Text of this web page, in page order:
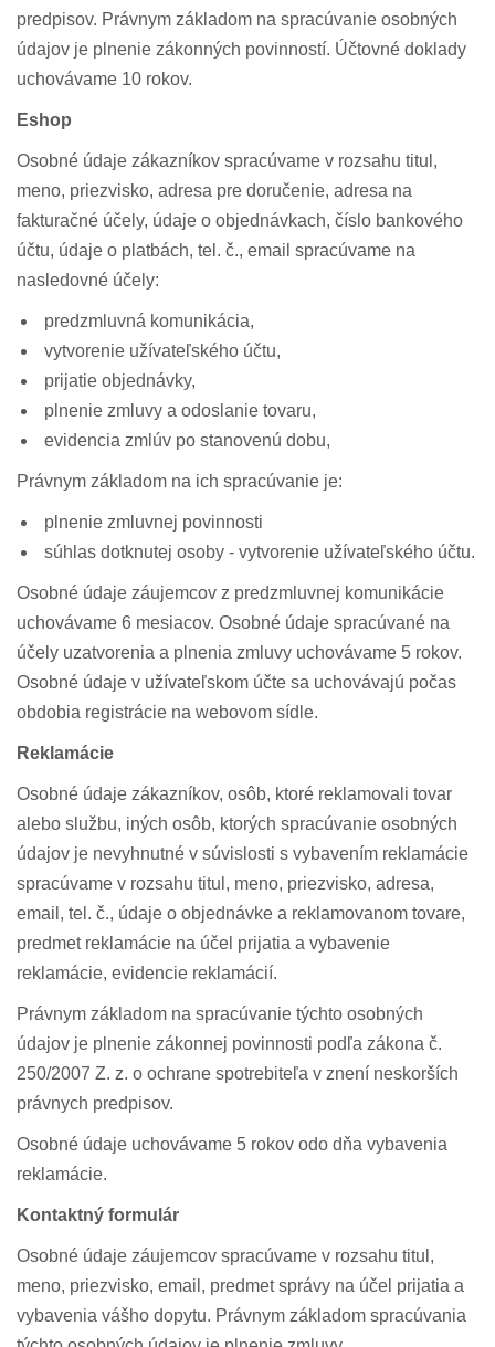
predpisov. Právnym základom na spracúvanie osobných
údajov je plnenie zákonných povinností. Účtovné doklady
uchovávame 10 rokov.
Eshop
Osobné údaje zákazníkov spracúvame v rozsahu titul,
meno, priezvisko, adresa pre doručenie, adresa na
fakturačné účely, údaje o objednávkach, číslo bankového
účtu, údaje o platbách, tel. č., email spracúvame na
nasledovné účely:
predzmluvná komunikácia,
vytvorenie užívateľského účtu,
prijatie objednávky,
plnenie zmluvy a odoslanie tovaru,
evidencia zmlúv po stanovenú dobu,
Právnym základom na ich spracúvanie je:
plnenie zmluvnej povinnosti
súhlas dotknutej osoby - vytvorenie užívateľského účtu.
Osobné údaje záujemcov z predzmluvnej komunikácie
uchovávame 6 mesiacov. Osobné údaje spracúvané na
účely uzatvorenia a plnenia zmluvy uchovávame 5 rokov.
Osobné údaje v užívateľskom účte sa uchovávajú počas
obdobia registrácie na webovom sídle.
Reklamácie
Osobné údaje zákazníkov, osôb, ktoré reklamovali tovar
alebo službu, iných osôb, ktorých spracúvanie osobných
údajov je nevyhnutné v súvislosti s vybavením reklamácie
spracúvame v rozsahu titul, meno, priezvisko, adresa,
email, tel. č., údaje o objednávke a reklamovanom tovare,
predmet reklamácie na účel prijatia a vybavenie
reklamácie, evidencie reklamácií.
Právnym základom na spracúvanie týchto osobných
údajov je plnenie zákonnej povinnosti podľa zákona č.
250/2007 Z. z. o ochrane spotrebiteľa v znení neskorších
právnych predpisov.
Osobné údaje uchovávame 5 rokov odo dňa vybavenia
reklamácie.
Kontaktný formulár
Osobné údaje záujemcov spracúvame v rozsahu titul,
meno, priezvisko, email, predmet správy na účel prijatia a
vybavenia vášho dopytu. Právnym základom spracúvania